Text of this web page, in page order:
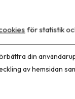
för statistik
din
av hemsidan